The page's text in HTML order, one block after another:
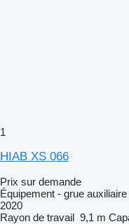
1
HIAB XS 066
Prix sur demande
Équipement - grue
2020
Rayon de travail 9,1 m